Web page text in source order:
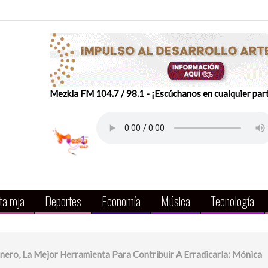
Mezkla FM 104.7 / 98.1 - ¡Escúchanos en cualquier
roja Deportes Economía Música Tecnología
La Mejor Herramienta Para Contribuir A Erradicarla: Mónica